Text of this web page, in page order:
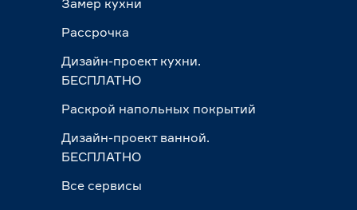
Замер кухни
Рассрочка
Дизайн-проект кухни.
БЕСПЛАТНО
Раскрой напольных покрытий
Дизайн-проект ванной.
БЕСПЛАТНО
Все сервисы